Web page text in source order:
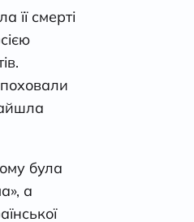
її смерті
була
а